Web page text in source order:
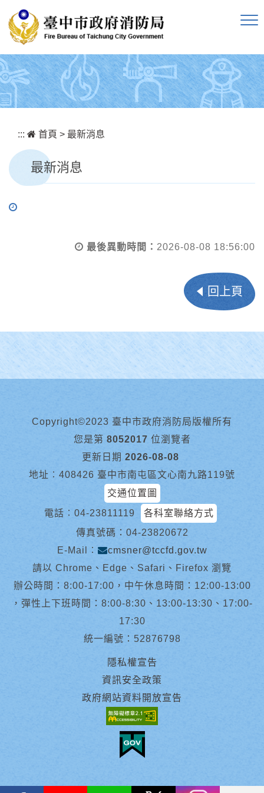
::: 首頁 > 最新消息
最新消息
最後異動時間： 2026-08-08 18:56:00
回上頁
Copyright©2023 臺中市政府消防局版權所有
您是第 8052017 位瀏覽者
更新日期 2026-08-08
地址︰408426 臺中市南屯區文心南九路119號
交通位置圖
電話︰ 04-23811119
各科室聯絡方式
傳真號碼：04-23820672
E-Mail︰
cmsner@tccfd.gov.tw
請以 Chrome、Edge、Safari、Firefox 瀏覽
辦公時間：8:00-17:00，中午休息時間：12:00-13:00
，彈性上下班時間：8:00-8:30、13:00-13:30、17:00-
17:30
統一編號：52876798
隱私權宣告
資訊安全政策
政府網站資料開放宣告